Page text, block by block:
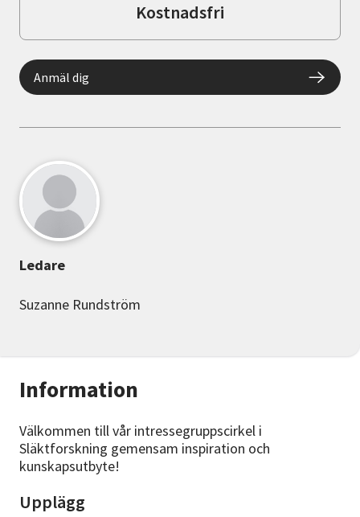
Information
Välkommen till vår intressegruppscirkel i
Släktforskning gemensam inspiration och
kunskapsutbyte!
Upplägg
Kostnadsfri
Anmäl dig
Ledare
Suzanne Rundström